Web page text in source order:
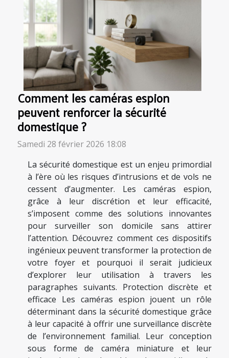
Comment les caméras espion
peuvent renforcer la sécurité
domestique ?
Samedi 28 février 2026 18:08
La sécurité domestique est un enjeu primordial
à l’ère où les risques d’intrusions et de vols ne
cessent d’augmenter. Les caméras espion,
grâce à leur discrétion et leur efficacité,
s’imposent comme des solutions innovantes
pour surveiller son domicile sans attirer
l’attention. Découvrez comment ces dispositifs
ingénieux peuvent transformer la protection de
votre foyer et pourquoi il serait judicieux
d’explorer leur utilisation à travers les
paragraphes suivants. Protection discrète et
efficace Les caméras espion jouent un rôle
déterminant dans la sécurité domestique grâce
à leur capacité à offrir une surveillance discrète
de l’environnement familial. Leur conception
sous forme de caméra miniature et leur